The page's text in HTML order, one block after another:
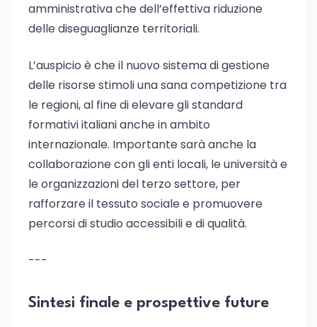
amministrativa che dell’effettiva riduzione
delle diseguaglianze territoriali.
L’auspicio è che il nuovo sistema di gestione
delle risorse stimoli una sana competizione tra
le regioni, al fine di elevare gli standard
formativi italiani anche in ambito
internazionale. Importante sarà anche la
collaborazione con gli enti locali, le università e
le organizzazioni del terzo settore, per
rafforzare il tessuto sociale e promuovere
percorsi di studio accessibili e di qualità.
---
Sintesi finale e prospettive future